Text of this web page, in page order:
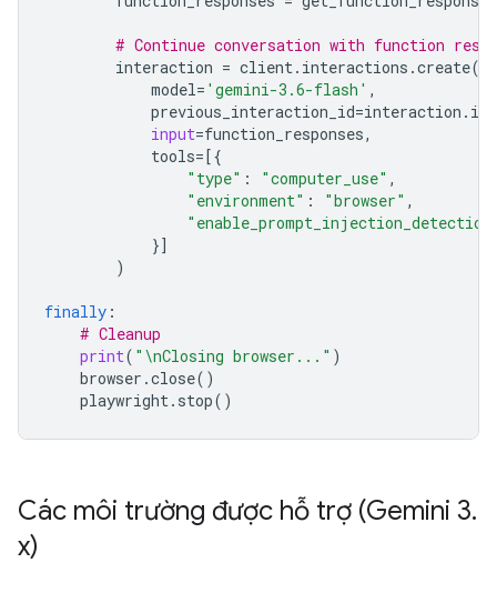
# Continue conversation with function
interaction = client. interactions .create(
model= 'gemini-3.6-flash' ,
previous_interaction_id=interaction . id
input=function_responses,
tools=[{
"type" : "computer_use" ,
"environment" : "browser" ,
}]
)
finally :
# Cleanup
print( " \nClosing browser..." )
browser .close()
playwright. stop()
Các môi trường được hỗ trợ (Gemini 3.
x)